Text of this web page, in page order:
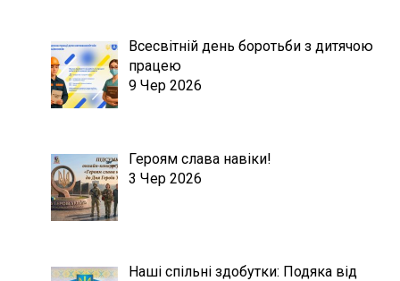
Всесвітній день боротьби з дитячою
працею
9 Чер 2026
Героям слава навіки!
3 Чер 2026
Наші спільні здобутки: Подяка від